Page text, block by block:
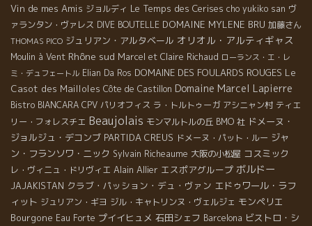
Vin de mes Amis ジョルディ Le Temps des Cerises cho yukiko san ヴ
ァランタン・ヴァレス DIVE BOUTELLE DOMAINE MYLENE BRU 加藤さん
THOMAS PICO ジュリアン・アルタベール オリオル・アルティギャス
Moulin à Vent Rhône sud Marcel et Claire Richaud ローランス・エ・レ
ミ・デュフェートル Elian Da Ros DOMAINE DES FOULARDS ROUGES Le
Casot des Mailloles Côte de Castillon Domaine Marcel Lapierre
Bistro BIANCARA CPV パリオフィス ラ・トルトゥーガ アシニャン村 ティエ
リー・フォレスチエ Beaujolais モンマルトルの丘 BMO 社 ドメーヌ・
ジョルジュ・デコンブ PARTIDA CREUS ドメーヌ・パット・ルー ジャ
ン・フランソワ・ニック Sylvain Richeaume 大阪の小松屋 コスミック
レ・ヴィニュ・ドリヴィエ Alain Allier エスポアグループ ボルドー
JAJAKISTAN クラブ・パッション・デュ・ヴァン エドゥワール・ラフ
ィット ジュリアン・ギヨ ジル・キャトリンヌ・ヴェルジェ モンペリエ
Bourgone Eau Forte プイイヒュメ 石田シェフ Barcelona ビストロ・シ